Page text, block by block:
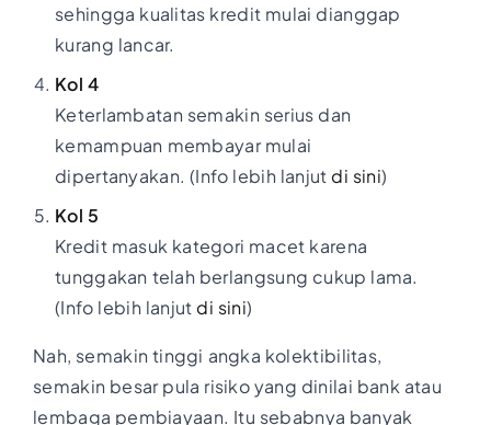
sehingga kualitas kredit mulai dianggap
kurang lancar.
Kol 4
Keterlambatan semakin serius dan
kemampuan membayar mulai
dipertanyakan. (Info lebih lanjut di sini)
Kol 5
Kredit masuk kategori macet karena
tunggakan telah berlangsung cukup lama.
(Info lebih lanjut di sini)
Nah, semakin tinggi angka kolektibilitas,
semakin besar pula risiko yang dinilai bank atau
lembaga pembiayaan. Itu sebabnya banyak